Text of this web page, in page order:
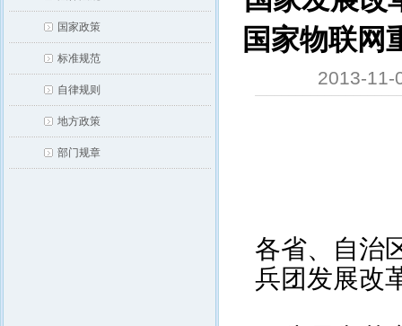
国家政策
标准规范
自律规则
地方政策
部门规章
国家物联网
2013-11-
各省、自治
兵团发展改